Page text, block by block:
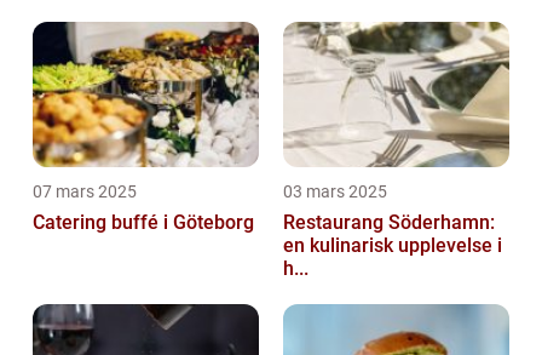
07 mars 2025
Catering buffé i Göteborg
03 mars 2025
Restaurang Söderhamn:
en kulinarisk upplevelse i
h...